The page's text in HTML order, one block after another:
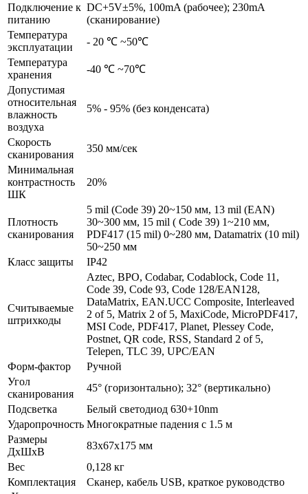
Подключение к
питанию
DC+5V±5%, 100mA (рабочее); 230mA
(сканирование)
Температура
эксплуатации
- 20 ℃ ~50℃
Температура
хранения
-40 ℃ ~70℃
Допустимая
относительная
влажность
воздуха
5% - 95% (без конденсата)
Скорость
сканирования
350 мм/сек
Минимальная
контрастность
ШК
20%
Плотность
сканирования
5 mil (Code 39) 20~150 мм, 13 mil (EAN)
30~300 мм, 15 mil ( Code 39) 1~210 мм,
PDF417 (15 mil) 0~280 мм, Datamatrix (10 mil)
50~250 мм
Класс защиты
IP42
Считываемые
штрихкоды
Aztec, BPO, Codabar, Codablock, Code 11,
Code 39, Code 93, Code 128/EAN128,
DataMatrix, EAN.UCC Composite, Interleaved
2 of 5, Matrix 2 of 5, MaxiCode, MicroPDF417,
MSI Code, PDF417, Planet, Plessey Code,
Postnet, QR code, RSS, Standard 2 of 5,
Telepen, TLC 39, UPC/EAN
Форм-фактор
Ручной
Угол
сканирования
45° (горизонтально); 32° (вертикально)
Подсветка
Белый светодиод 630+10nm
Ударопрочность Многократные падения с 1.5 м
Размеры
ДхШхВ
83х67х175 мм
Вес
0,128 кг
Комплектация
Сканер, кабель USB, краткое руководство